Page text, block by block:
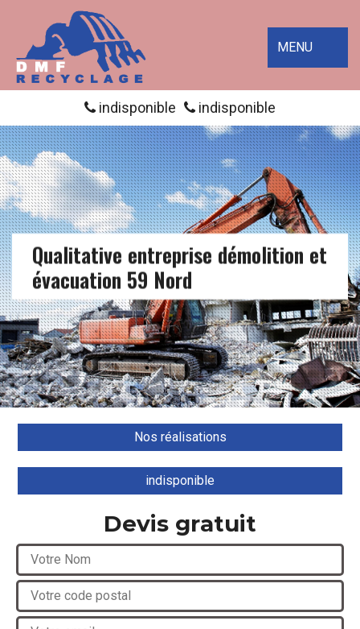
MENU
indisponible indisponible
Qualitative entreprise démolition et
évacuation 59 Nord
Nos réalisations
indisponible
Devis gratuit